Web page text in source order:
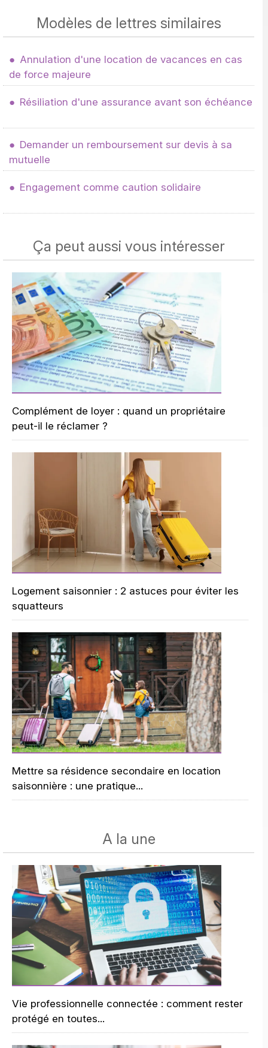
Modèles de lettres similaires
Annulation d'une location de vacances en cas
de force majeure
Résiliation d'une assurance avant son échéance
Demander un remboursement sur devis à sa
mutuelle
Engagement comme caution solidaire
Ça peut aussi vous intéresser
Complément de loyer : quand un propriétaire
peut-il le réclamer ?
Logement saisonnier : 2 astuces pour éviter les
squatteurs
Mettre sa résidence secondaire en location
saisonnière : une pratique...
A la une
Vie professionnelle connectée : comment rester
protégé en toutes...